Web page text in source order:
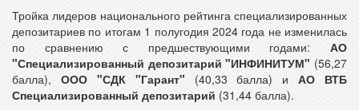
Тройка лидеров национального рейтинга специализированных
депозитариев по итогам 1 полугодия 2024 года не изменилась
по сравнению с предшествующими годами: АО
"Специализированный депозитарий "ИНФИНИТУМ" (56,27
балла), ООО "СДК "Гарант" (40,33 балла) иАО ВТБ
Специализированный депозитарий (31,44 балла).